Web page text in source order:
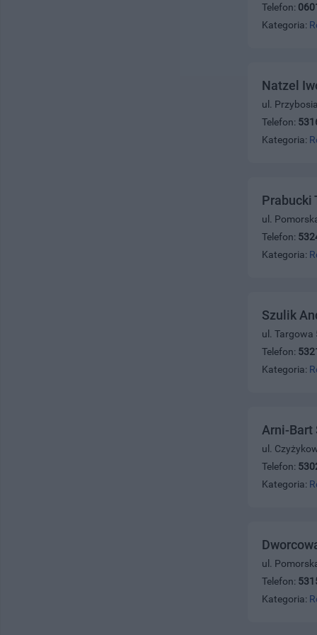
Telefon:
Kategoria:
Natzel
ul.
Telefon:
Kategoria:
Prabucki
ul.
Telefon:
Kategoria:
Szulik
ul. Targowa
Telefon:
Kategoria:
Arni-Bart
ul.
Telefon:
Kategoria:
ul.
Telefon:
Kategoria: